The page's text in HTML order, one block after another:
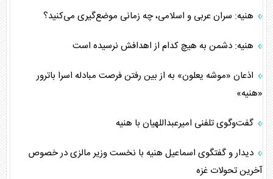
هنیه: سران عربی و اسلامی، چه زمانی موضع‌گیری می‌کنید؟
هنیه: دشمن به هیچ کدام از اهدافش نرسیده است
اذعان «موشه یعلون» به از بین رفتن فرصت مبادله اسرا باترور
«هنیه»
گفت‌وگوی تلفنی امیرعبداللهیان با هنیه
دیدار و گفتگوی اسماعیل هنیه با نخست وزیر مالزی در خصوص
آخرین تحولات غزه